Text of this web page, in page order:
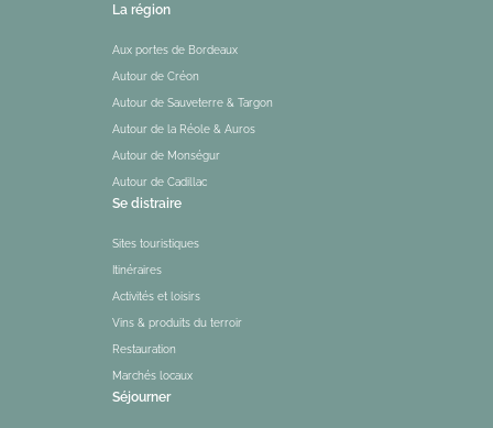
La région
Aux portes de Bordeaux
Autour de Créon
Autour de Sauveterre & Targon
Autour de la Réole & Auros
Autour de Monségur
Autour de Cadillac
Se distraire
Sites touristiques
Itinéraires
Activités et loisirs
Vins & produits du terroir
Restauration
Marchés locaux
Séjourner